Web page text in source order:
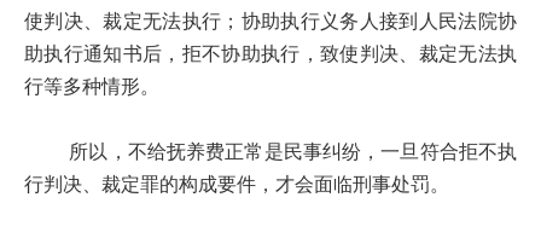
使判决、裁定无法执行；协助执行义务人接到人民法院协
助执行通知书后，拒不协助执行，致使判决、裁定无法执
行等多种情形。
所以，不给抚养费正常是民事纠纷，一旦符合拒不执
行判决、裁定罪的构成要件，才会面临刑事处罚。